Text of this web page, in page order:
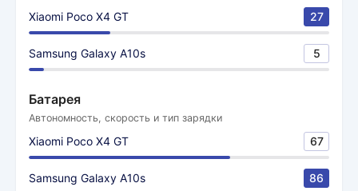
Xiaomi Poco X4 GT 27
Samsung Galaxy A10s 5
Батарея
Автономность, скорость и тип зарядки
Xiaomi Poco X4 GT 67
Samsung Galaxy A10s 86